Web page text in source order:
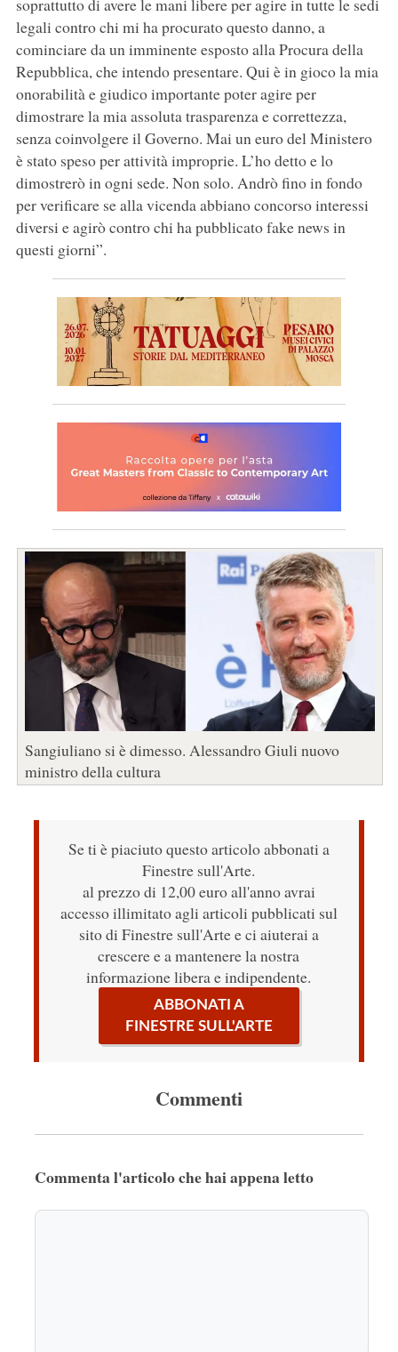
soprattutto di avere le mani libere per agire in tutte le sedi
legali contro chi mi ha procurato questo danno, a
cominciare da un imminente esposto alla Procura della
Repubblica, che intendo presentare. Qui è in gioco la mia
onorabilità e giudico importante poter agire per
dimostrare la mia assoluta trasparenza e correttezza,
senza coinvolgere il Governo. Mai un euro del Ministero
è stato speso per attività improprie. L’ho detto e lo
dimostrerò in ogni sede. Non solo. Andrò fino in fondo
per verificare se alla vicenda abbiano concorso interessi
diversi e agirò contro chi ha pubblicato fake news in
questi giorni”.
Sangiuliano si è dimesso. Alessandro Giuli nuovo
ministro della cultura
Se ti è piaciuto questo articolo abbonati a
Finestre sull'Arte.
al prezzo di 12,00 euro all'anno avrai
accesso illimitato agli articoli pubblicati sul
sito di Finestre sull'Arte e ci aiuterai a
crescere e a mantenere la nostra
informazione libera e indipendente.
ABBONATI A
FINESTRE SULL'ARTE
Commenti
Commenta l'articolo che hai appena letto